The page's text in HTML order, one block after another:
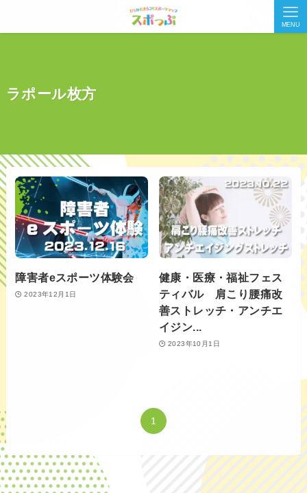
MENU
ラポール枚方
障害者eスポーツ体験会
2023年12月1日
健康・医療・福祉フェス
ティバル 肩こり腰痛改
善ストレッチ・アンチエ
イジン...
2023年10月1日
1